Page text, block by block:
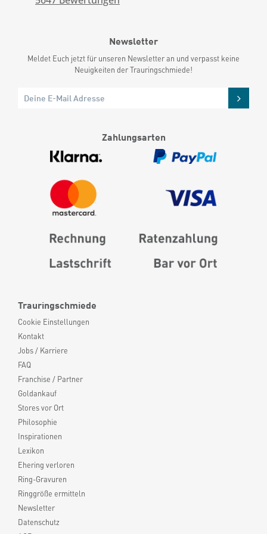
Trauringschmiede
Cookie Einstellungen
Kontakt
Jobs / Karriere
FAQ
Franchise / Partner
Goldankauf
Stores vor Ort
Philosophie
Inspirationen
Lexikon
Ehering verloren
Ring-Gravuren
Ringgröße ermitteln
Newsletter
Datenschutz
Newsletter
Meldet Euch jetzt für unseren Newsletter an und verpasst keine
Neuigkeiten der Trauringschmiede!
Zahlungsarten